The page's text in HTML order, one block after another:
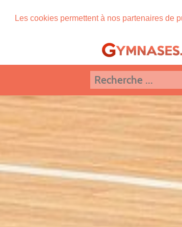
Les cookies permettent à nos partenaires de